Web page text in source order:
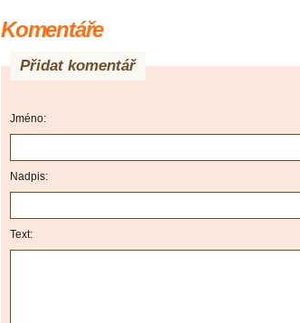
Komentáře
Přidat komentář
Jméno:
Nadpis:
Text: